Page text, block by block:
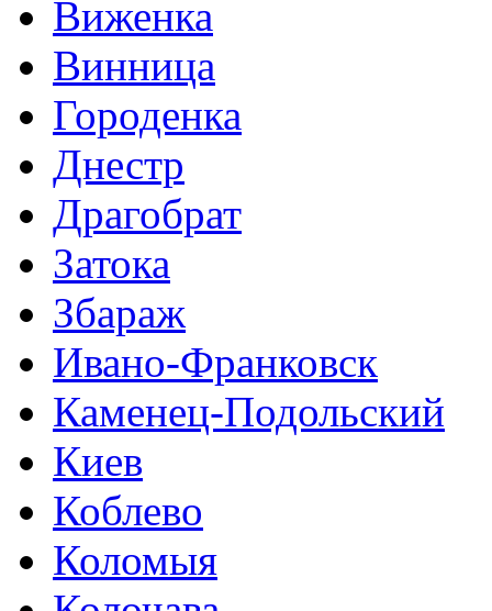
Виженка
Винница
Городенка
Днестр
Драгобрат
Затока
Збараж
Ивано-Франковск
Каменец-Подольский
Киев
Коблево
Коломыя